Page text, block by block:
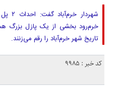
خرم‌رود بخشی از یک پازل بزرگ
تاریخ شهر خرم‌آباد را رقم می‌زنند.
کد خبر : 9985